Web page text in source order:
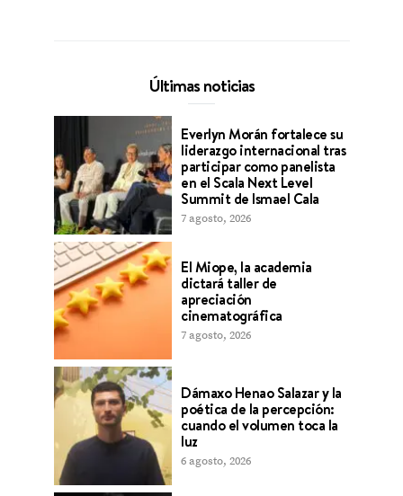
Últimas noticias
Everlyn Morán fortalece su
liderazgo internacional tras
participar como panelista
en el Scala Next Level
Summit de Ismael Cala
7 agosto, 2026
El Miope, la academia
dictará taller de
apreciación
cinematográfica
7 agosto, 2026
Dámaxo Henao Salazar y la
poética de la percepción:
cuando el volumen toca la
luz
6 agosto, 2026